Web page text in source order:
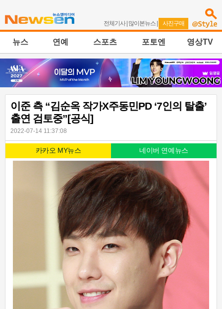
전체기사| 많이본뉴스 | 사진구매
뉴스 연예 스포츠 포토엔 영상TV
이준 측 “김순옥 작가X주동민PD ‘7인의 탈출’
출연 검토중”[공식]
2022-07-14 11:37:08
카카오 MY뉴스 네이버 연예뉴스